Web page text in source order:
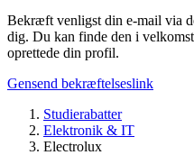
Bekræft venligst din e-mail via
dig. Du kan finde den i
oprettede din profil.
Gensend bekræftelseslink
Studierabatter
Elektronik & IT
Electrolux